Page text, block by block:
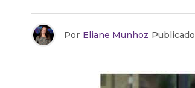
Por Eliane Munhoz Publicado